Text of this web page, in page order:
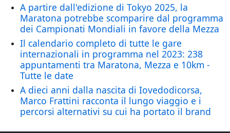
A partire dall'edizione di Tokyo 2025, la
Maratona potrebbe scomparire dal programma
dei Campionati Mondiali in favore della Mezza
Il calendario completo di tutte le gare
internazionali in programma nel 2023: 238
appuntamenti tra Maratona, Mezza e 10km -
Tutte le date
A dieci anni dalla nascita di Iovedodicorsa,
Marco Frattini racconta il lungo viaggio e i
percorsi alternativi su cui ha portato il brand